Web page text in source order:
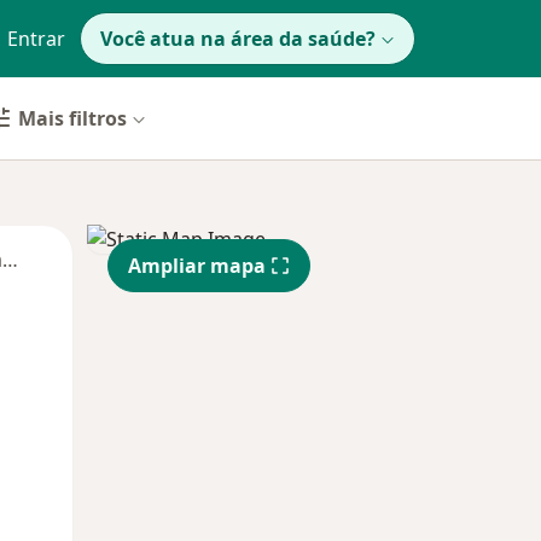
Entrar Você atua na área da saúde?
Mais filtros
Segunda-feira Qua
12 Ago
Qui,
13 Ago
Ampliar mapa